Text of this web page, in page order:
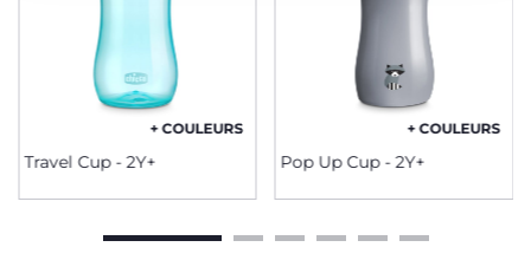
+ COULEURS
Travel Cup - 2Y+
+ COULEURS
Pop Up Cup - 2Y+